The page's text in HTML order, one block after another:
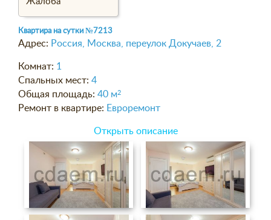
Квартира на сутки №7213
Адрес: Россия, Москва, переулок Докучаев, 2
Комнат: 1
Спальных мест: 4
Общая площадь: 40 м2
Ремонт в квартире: Евроремонт
Открыть описание